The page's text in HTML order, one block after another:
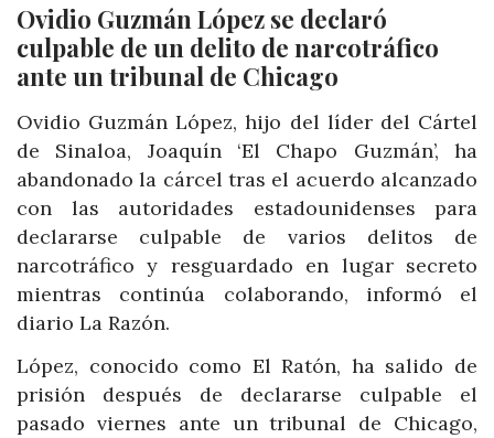
Ovidio Guzmán López se declaró
culpable de un delito de narcotráfico
ante un tribunal de Chicago
Ovidio Guzmán López, hijo del líder del Cártel
de Sinaloa, Joaquín ‘El Chapo Guzmán’, ha
abandonado la cárcel tras el acuerdo alcanzado
con las autoridades estadounidenses para
declararse culpable de varios delitos de
narcotráfico y resguardado en lugar secreto
mientras continúa colaborando, informó el
diario La Razón.
López, conocido como El Ratón, ha salido de
prisión después de declararse culpable el
pasado viernes ante un tribunal de Chicago,